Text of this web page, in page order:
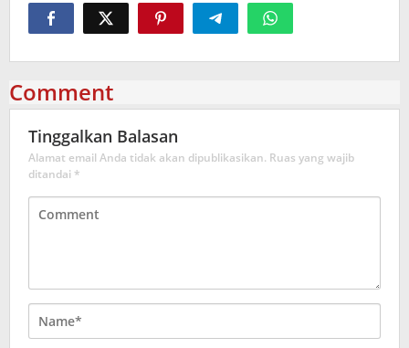
Comment
Tinggalkan Balasan
Alamat email Anda tidak akan dipublikasikan. Ruas yang wajib
ditandai *